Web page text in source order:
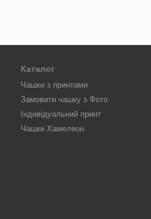
Каталог
Чашки з принтами
Замовити чашку з Фото
Індивідуальний принт
Чашки Хамелеон